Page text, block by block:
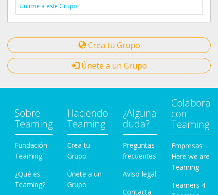
Unirme a este Grupo
Crea tu Grupo
Únete a un Grupo
Sobre
Teaming
Fundación
Teaming
¿Qué es
Teaming?
Haciendo
Teaming
Crea tu
Grupo
Únete a un
Grupo
¿Alguna
duda?
Preguntas
frecuentes
Aviso legal
Contacta
Colabora
con
Teaming
Empresas
Here we are
Teaming
Teamers 4